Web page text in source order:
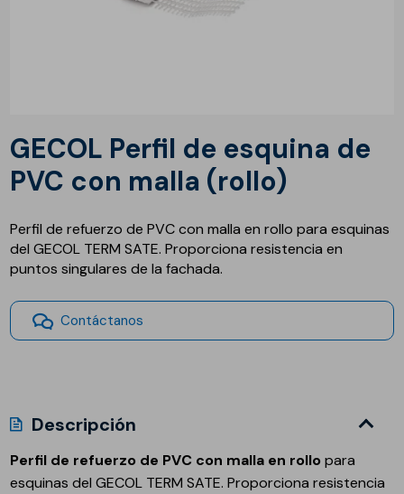
GECOL Perfil de esquina de
PVC con malla (rollo)
Perfil de refuerzo de PVC con malla en rollo para esquinas
del GECOL TERM SATE. Proporciona resistencia en
puntos singulares de la fachada.
Contáctanos
Descripción
Perfil de refuerzo de PVC con malla en rollo para
esquinas del GECOL TERM SATE. Proporciona resistencia